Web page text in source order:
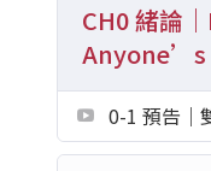
CH0 緒論
Anyone’s
0-1 預告｜